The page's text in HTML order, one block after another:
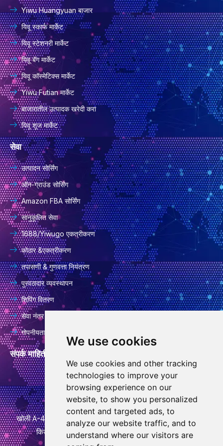
We use cookies
We use cookies and other tracking
technologies to improve your
browsing experience on our
website, to show you personalized
content and targeted ads, to
analyze our website traffic, and to
understand where our visitors are
Yiwu Huangyuan बाजार
यिवू स्कार्फ मार्केट
यिवू स्टेशनरी मार्केट
यिवू बॅग मार्केट
यिवू कॉस्मेटिक्स मार्केट
Yiwu Futian मार्केट
बाजारातील उत्पादक खरेदी करा
यिवू शूज मार्केट
सेवा
उत्पादन सोर्सिंग
ऑन-ग्राउंड सोर्सिंग
Amazon FBA सोर्सिंग
सानुकूलित सेवा
1688/Yiwugo एकत्रीकरण
कोठार &एकत्रीकरण
तपासणी & गुणवत्ता नियंत्रण
पुरवठादार व्यवस्थापन
शिपिंग वितरण
सेवा नंतर
गोपनीयता धोरण
संपर्क माहिती
info@goodcansourcing.com
खोली A-4-420, 4था मजला, इमारत 1, क्रमांक 778, जिनफान स्ट्रीट,
किउबिन स्ट्रीट, वुचेंग जिल्हा, जिन्हुआ सिटी, झेजियांग प्रांत